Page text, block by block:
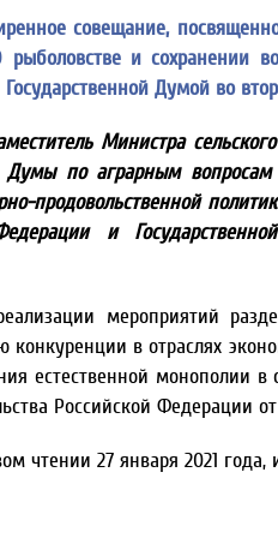
совещание,
и сохранении
Думой во
Министра
Думы по аграрным
продовольственной
и
мероприятий
в отраслях
естественной монополии в
Российской Федерации от
чтении 27 января 2021